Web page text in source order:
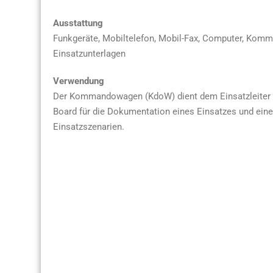
Ausstattung
Funkgeräte, Mobiltelefon, Mobil-Fax, Computer,
Einsatzunterlagen
Verwendung
Der Kommandowagen (KdoW) dient dem
Board für die Dokumentation eines Einsatzes und
Einsatzszenarien.